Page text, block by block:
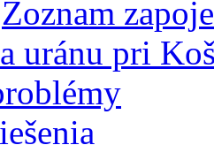
Zoznam
uránu pri